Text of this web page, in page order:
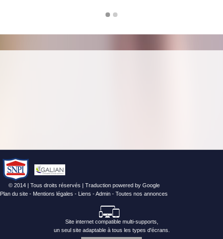
© 2014 | Tous droits réservés | Traduction powered by Google
Plan du site - Mentions légales - Liens -Admin - Toutes nos annonces
Site internet compatible multi-supports,
un seul site adaptable à tous les types d'écrans.